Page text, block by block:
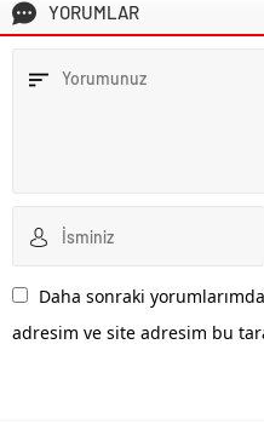
YORUMLAR
Daha sonraki
adresim ve site adresim bu